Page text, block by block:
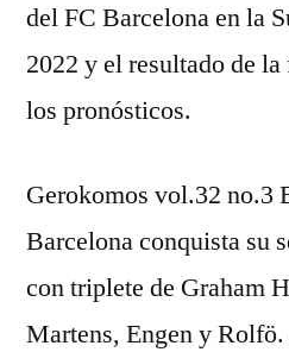
del FC Barcelona en la
2022 y el resultado de
los pronósticos.
Gerokomos vol.32 no.3
Barcelona conquista su
con triplete de Graham
Martens, Engen y